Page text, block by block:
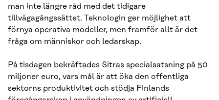
man inte längre råd med det tidigare
tillvägagångssättet. Teknologin ger möjlighet att
förnya operativa modeller, men framför allt är det
fråga om människor och ledarskap.
På tisdagen bekräftades Sitras specialsatsning på 50
miljoner euro, vars mål är att öka den offentliga
sektorns produktivitet och stödja Finlands